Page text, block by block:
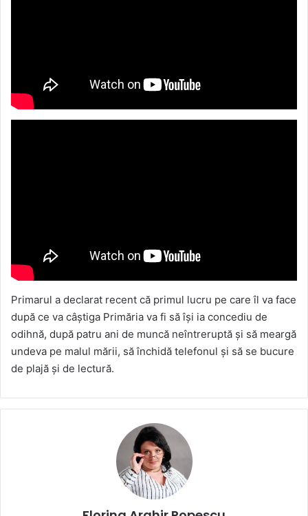
Primarul a declarat recent că primul lucru pe care îl va face
după ce va câștiga Primăria va fi să își ia concediu de
odihnă, după patru ani de muncă neîntreruptă și să meargă
undeva pe malul mării, să închidă telefonul și să se bucure
de plajă și de lectură.